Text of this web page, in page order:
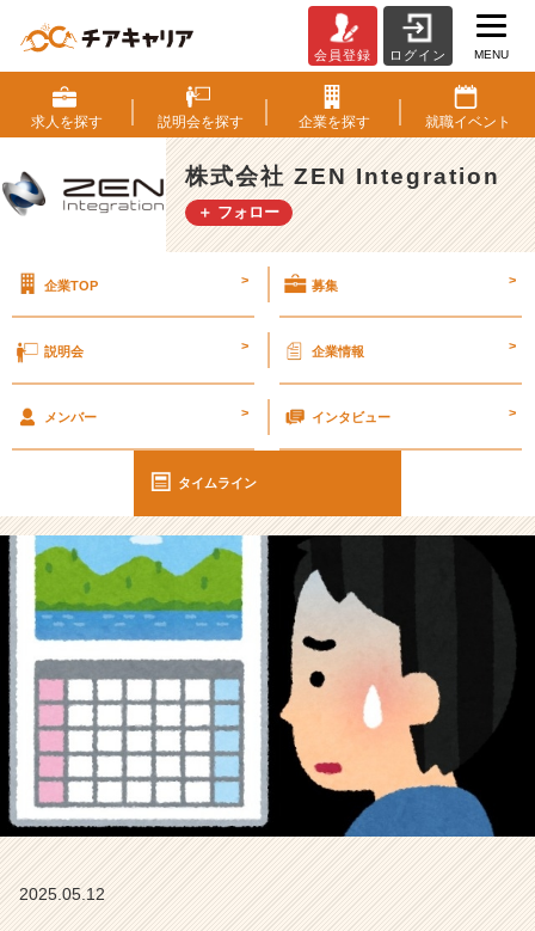
壮》
G
W
明
け
#
#
卒
社
Z
E
N
n
t
e
o
n
会員登録 ログイン MENU
求人を探す 説明会を探す 企業を探す 就職イベント
株式会社 ZEN Integration
＋ フォロー
企業TOP > 募集 >
説明会 > 企業情報 >
メンバー > インタビュー >
タイムライン
2025.05.12